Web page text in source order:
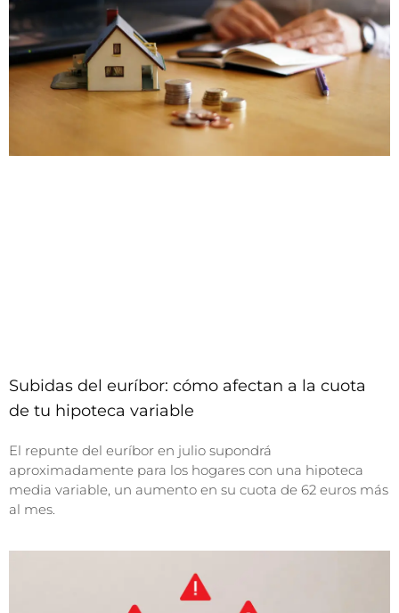
Subidas del euríbor: cómo afectan a la cuota
de tu hipoteca variable
El repunte del euríbor en julio supondrá
aproximadamente para los hogares con una hipoteca
media variable, un aumento en su cuota de 62 euros más
al mes.